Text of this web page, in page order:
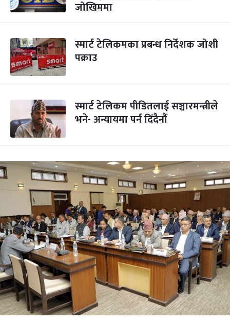
जोखिममा
स्मार्ट टेलिकमका प्रबन्ध निर्देशक जोशी
पक्राउ
स्मार्ट टेलिकम पीडितलाई सञ्चारमन्त्रीले
भने- अन्यायमा पर्न दिँदैनौं